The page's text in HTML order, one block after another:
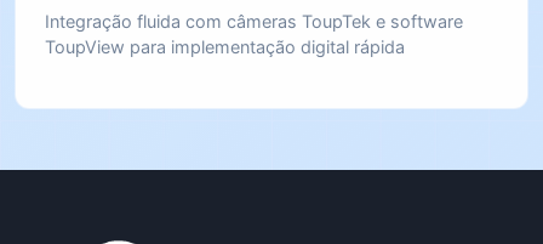
Integração fluida com câmeras ToupTek e software
ToupView para implementação digital rápida